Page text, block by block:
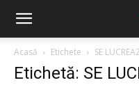
Acasă Etichete SE
Etichetă: SE